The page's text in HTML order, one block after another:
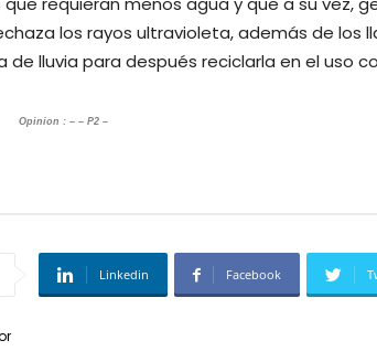
los rayos ultravioleta, además de los
de lluvia para después reciclarla en el uso
Opinion : – – P2 –
Linkedin Facebook